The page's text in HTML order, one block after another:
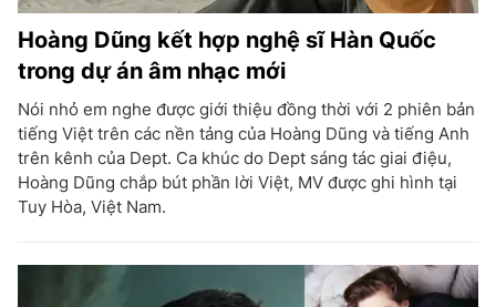
Hoàng Dũng kết hợp nghệ sĩ Hàn Quốc
trong dự án âm nhạc mới
Nói nhỏ em nghe được giới thiệu đồng thời với 2 phiên bản
tiếng Việt trên các nền tảng của Hoàng Dũng và tiếng Anh
trên kênh của Dept. Ca khúc do Dept sáng tác giai điệu,
Hoàng Dũng chắp bút phần lời Việt, MV được ghi hình tại
Tuy Hòa, Việt Nam.